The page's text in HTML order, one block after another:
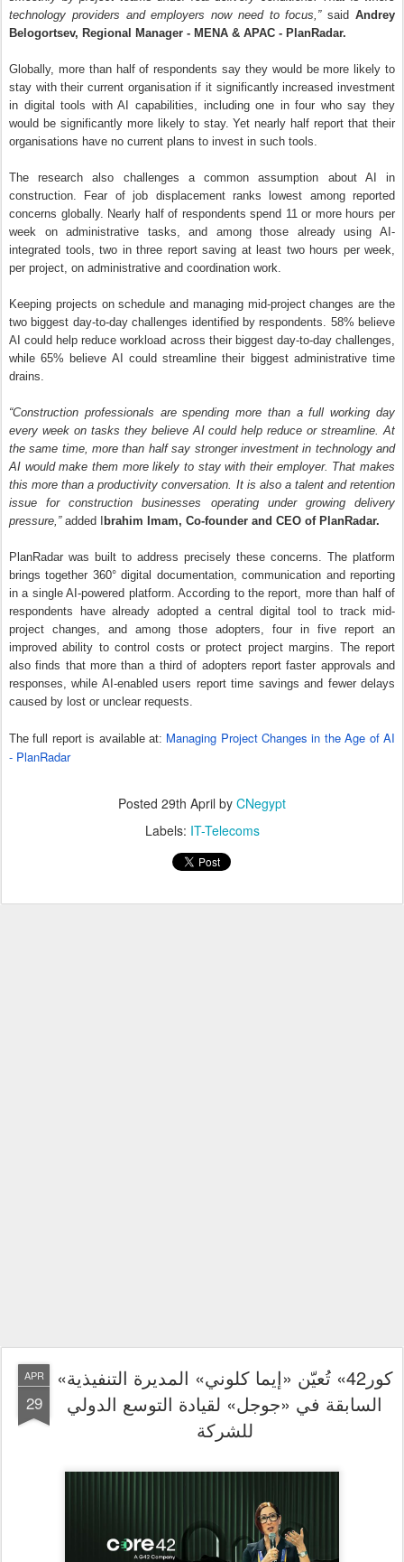
would be significantly more likely to stay. Yet nearly half report that their
organisations have no current plans to invest in such tools.
The research also challenges a common assumption about AI in
construction. Fear of job displacement ranks lowest among reported
concerns globally. Nearly half of respondents spend 11 or more hours per
week on administrative tasks, and among those already using AI-
integrated tools, two in three report saving at least two hours per week,
per project, on administrative and coordination work.
Keeping projects on schedule and managing mid-project changes are the
two biggest day-to-day challenges identified by respondents. 58% believe
AI could help reduce workload across their biggest day-to-day challenges,
while 65% believe AI could streamline their biggest administrative time
drains.
“Construction professionals are spending more than a full working day
every week on tasks they believe AI could help reduce or streamline. At
the same time, more than half say stronger investment in technology and
AI would make them more likely to stay with their employer. That makes
this more than a productivity conversation. It is also a talent and retention
pressure,” added Ibrahim Imam, Co-founder and CEO of PlanRadar.
PlanRadar was built to address precisely these concerns. The platform
brings together 360° digital documentation, communication and reporting
in a single AI-powered platform. According to the report, more than half of
respondents have already adopted a central digital tool to track mid-
project changes, and among those adopters, four in five report an
improved ability to control costs or protect project margins. The report
also finds that more than a third of adopters report faster approvals and
responses, while AI-enabled users report time savings and fewer delays
caused by lost or unclear requests.
The full report is available at:
Managing Project Changes in the Age of AI
- PlanRadar
Posted 29th AprilbyCNegypt